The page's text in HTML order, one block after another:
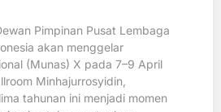
Pimpinan Pusat Lembaga
akan menggelar
(Munas) X pada 7–9 April
Minhajurrosyidin,
tahunan ini menjadi momen